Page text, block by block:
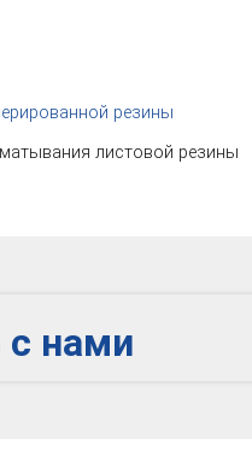
резины
листовой резины
нами